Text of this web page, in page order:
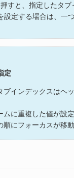
すと、指定したタ
設定する場合は、一
定
ブインデックスはヘ
ムに重複した値が設
順にフォーカスが移